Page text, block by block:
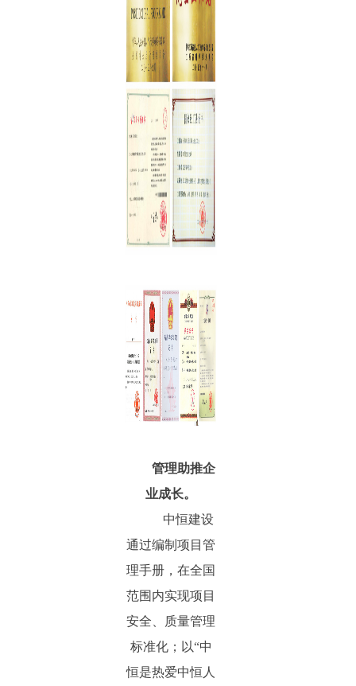
管理助推企
业成长。
中恒建设
通过编制项目管
理手册，在全国
范围内实现项目
安全、质量管理
标准化；以“中
恒是热爱中恒人